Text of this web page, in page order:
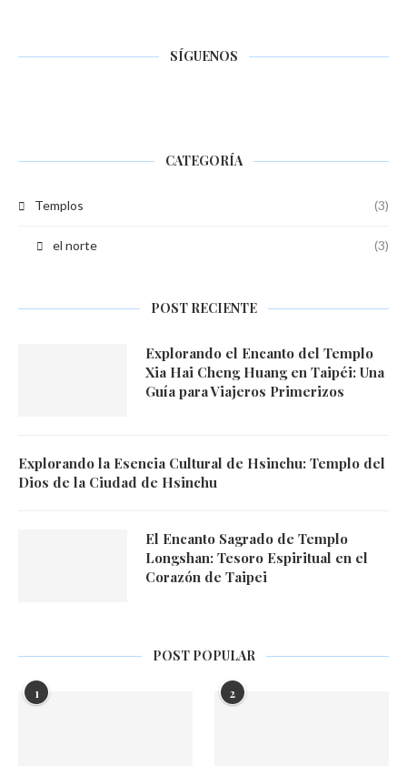
SÍGUENOS
CATEGORÍA
Templos (3)
el norte (3)
POST RECIENTE
Explorando el Encanto del Templo
Xia Hai Cheng Huang en Taipéi: Una
Guía para Viajeros Primerizos
Explorando la Esencia Cultural de Hsinchu: Templo del
Dios de la Ciudad de Hsinchu
El Encanto Sagrado de Templo
Longshan: Tesoro Espiritual en el
Corazón de Taipei
POST POPULAR
1 2